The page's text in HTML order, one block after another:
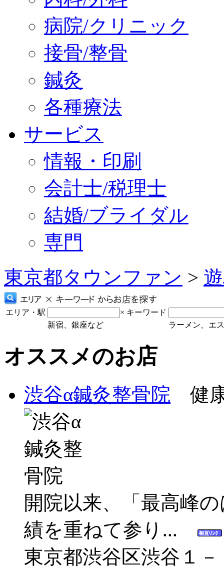
病院/クリニック
接骨/整骨
鍼灸
各種療法
サービス
情報・印刷
会計士/税理士
結婚/ブライダル
専門
東京都タウンファン >
エリア・駅 × キーワード
新宿、銀座など
ラーメン、エ
オススメのお店
渋谷α鍼灸整骨院 健
開院以来、「最高峰
績を重ねて参り...
東京都渋谷区渋谷１